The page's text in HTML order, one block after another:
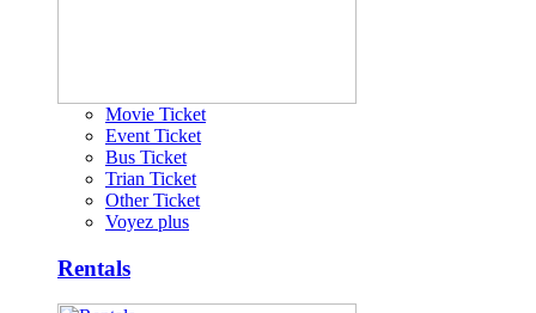
Movie Ticket
Event Ticket
Bus Ticket
Trian Ticket
Other Ticket
Voyez plus
Rentals